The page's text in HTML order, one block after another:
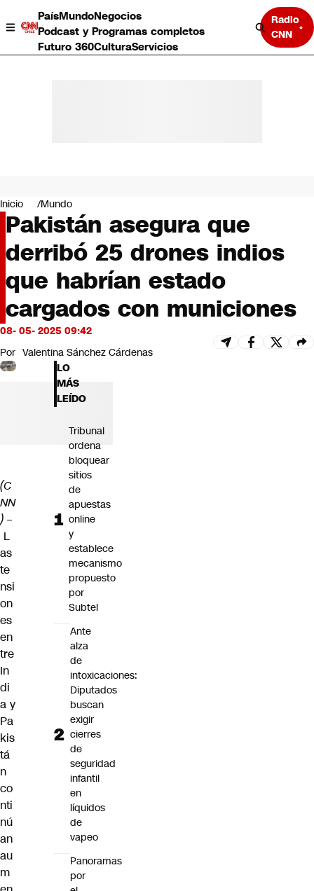
PaísMundoNegocios
Podcast y Programas completos
Futuro 360CulturaServicios
Radio
CNN
Negocios
Deportes
Programas completos
Cultura
Servicios
Bits
CNN Data
CNN tiempo
Futuro 360
Inicio Mundo
Pakistán asegura que
derribó 25 drones indios
que habrían estado
cargados con municiones
08- 05- 2025 09:42
Por Valentina Sánchez Cárdenas
(C
NN
) –
L
as
te
nsi
on
es
en
tre
In
di
a y
Pa
kis
tá
n
co
nti
nú
an
au
m
LO
MÁS
LEÍDO
Tribunal
ordena
bloquear
sitios
de
apuestas
online
y
establece
mecanismo
propuesto
por
Subtel
Ante
alza
de
intoxicaciones:
Diputados
buscan
exigir
cierres
de
seguridad
infantil
en
líquidos
de
vapeo
Panoramas
por